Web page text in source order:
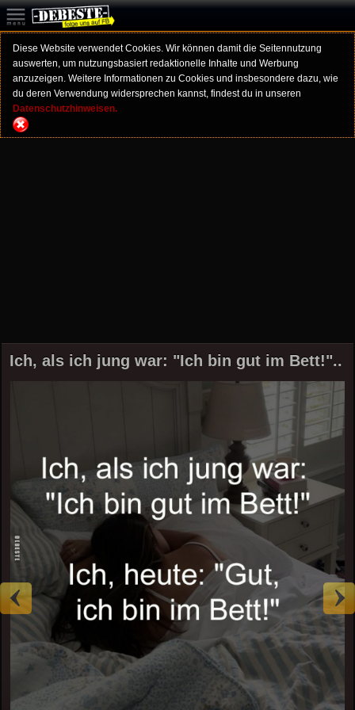
Diese Website verwendet Cookies. Wir können damit die Seitennutzung
auswerten, um nutzungsbasiert redaktionelle Inhalte und Werbung
anzuzeigen. Weitere Informationen zu Cookies und insbesondere dazu, wie
du deren Verwendung widersprechen kannst, findest du in unseren
Datenschutzhinweisen.
Ich, als ich jung war: "Ich bin gut im Bett!"..